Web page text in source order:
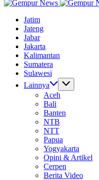
Jelajah
Dunia
Tanpa
Batas
Informasi
Dunia
Tanpa
Batas
Jatim
Jateng
Jabar
Jakarta
Kalimantan
Sumatera
Sulawesi
Lainnya
Aceh
Bali
Banten
NTB
NTT
Papua
Yogyakarta
Opini & Artikel
Cerpen
Berita Video